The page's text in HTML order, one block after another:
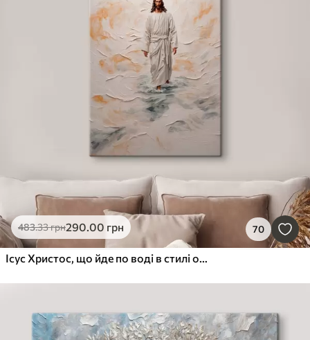
483.33грн290.00 грн 70
Ісус Христос, що йде по воді в стилі олійного живопису